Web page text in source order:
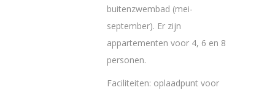
buitenzwembad (mei-
september). Er zijn
appartementen voor 4, 6 en 8
personen.
Faciliteiten: oplaadpunt voor